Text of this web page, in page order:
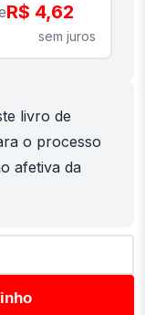
R$ 4,62
sem juros
livro de
o processo
afetiva da